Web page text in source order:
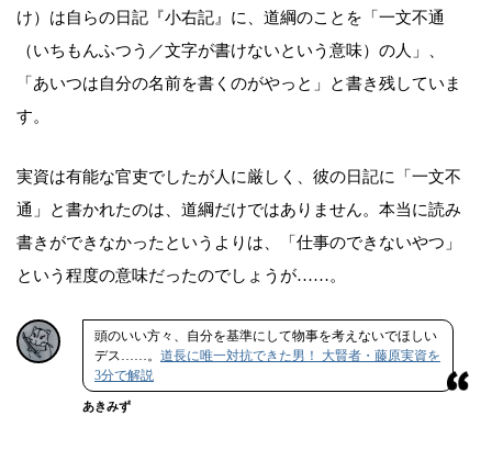
け）は自らの日記『小右記』に、道綱のことを「一文不通
（いちもんふつう／文字が書けないという意味）の人」、
「あいつは自分の名前を書くのがやっと」と書き残していま
す。
実資は有能な官吏でしたが人に厳しく、彼の日記に「一文不
通」と書かれたのは、道綱だけではありません。本当に読み
書きができなかったというよりは、「仕事のできないやつ」
という程度の意味だったのでしょうが……。
頭のいい方々、自分を基準にして物事を考えないでほしい
デス……。 道長に唯一対抗できた男！ 大賢者・藤原実資を
3分で解説
あきみず